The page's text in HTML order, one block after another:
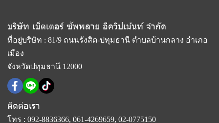
บริษัท เบ็ตเตอร์ ซัพพลาย อีควิปเม้นท์ จำกัด
ที่อยู่บริษัท : 81/9 ถนนรังสิต-ปทุมธานี ตำบลบ้านกลาง อำเภอ
เมือง
จังหวัดปทุมธานี 12000
ติดต่อเรา
โทร : 092-8836366, 061-4269659, 02-0775150